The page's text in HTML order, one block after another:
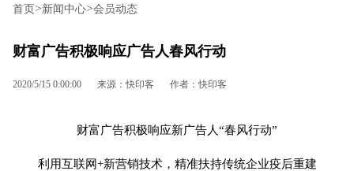
首页>新闻中心>会员动态
财富广告积极响应广告人春风行动
2020/5/15 0:00:00 来源：快印客 作者：快印客
财富广告积极响应新广告人“春风行动”
利用互联网+新营销技术，精准扶持传统企业疫后重建